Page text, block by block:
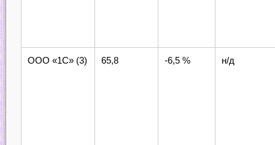
ООО «1С» (3) 65,8 -6,5 % н/д